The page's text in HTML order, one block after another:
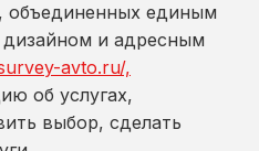
объединенных единым
и адресным
avto.ru/,
об услугах,
выбор, сделать